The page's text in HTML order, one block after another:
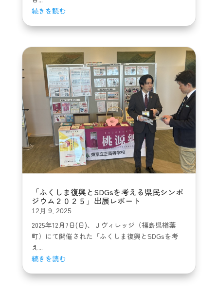
続きを読む
「ふくしま復興とSDGsを考える県民シンポ
ジウム２０２５」出展レポート
12月 9, 2025
2025年12月7日(日)、Ｊヴィレッジ（福島県楢葉
町）にて開催された「ふくしま復興とSDGsを考
え...
続きを読む